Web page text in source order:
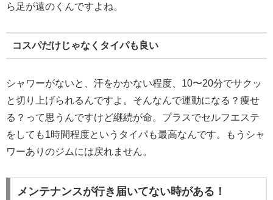
ら足が遠のくんですよね。
コスパだけじゃなくタイパも良い
シャワーがないと、汗をかかない程度、10〜20分でサクッ
と切り上げられるんですよ。そんなんで運動になる？痩せ
る？って思うんですけど継続が命。プラスでセルフエステ
をしても1時間程度というタイパも最高なんです。もうシャ
ワーありのジムには戻れません。
メンテナンスが行き届いてない時がある！